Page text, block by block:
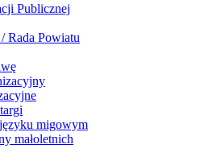
Publicznej
Rada Powiatu
migowym
małoletnich